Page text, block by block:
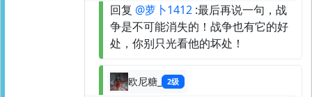
回复 @萝卜1412 :最后再说一句，战
争是不可能消失的！战争也有它的好
处，你别只光看他的坏处！
欧尼糖_ 2级